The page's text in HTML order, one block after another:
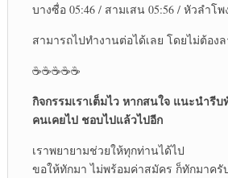
บางซื่อ 05:46 / สามเสน 05:56 / หัวลำโพ
สามารถไปทำงานต่อได้เลย โดยไม่ต้อง
☕☕☕☕☕
กิจกรรมเราเต็มไว หากสนใจ แนะนำรีบ
คนเคยไป ชอบไปแล้วไปอีก
เราพยายามช่วยให้ทุกท่านได้ไป
ขอให้ทักมา ไม่พร้อมค่าสมัคร ก็ทักมาครั